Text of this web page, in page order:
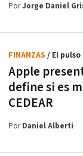
PorJorge Daniel
Apple
define si es
CEDEAR
FINANZAS / El
PorDaniel Alberti